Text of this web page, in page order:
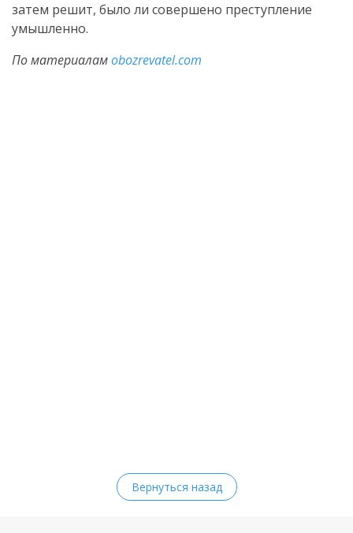
затем решит, было ли совершено преступление
умышленно.
По материаламobozrevatel.com
Вернуться назад